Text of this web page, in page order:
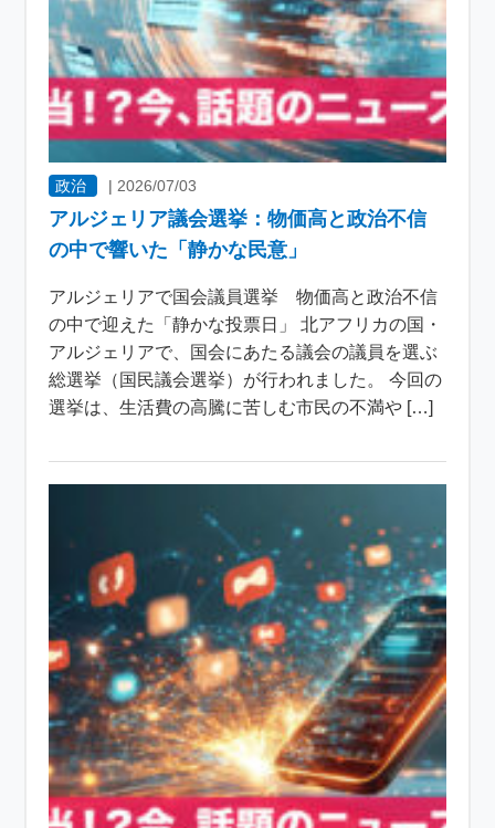
政治 |2026/07/03
アルジェリア議会選挙：物価高と政治不信
の中で響いた「静かな民意」
アルジェリアで国会議員選挙 物価高と政治不信
の中で迎えた「静かな投票日」 北アフリカの国・
アルジェリアで、国会にあたる議会の議員を選ぶ
総選挙（国民議会選挙）が行われました。 今回の
選挙は、生活費の高騰に苦しむ市民の不満や […]